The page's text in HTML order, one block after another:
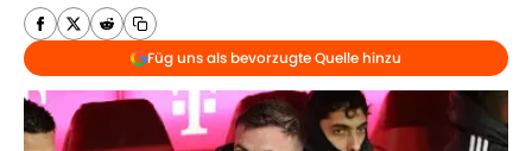
Füg uns als bevorzugte Quelle hinzu